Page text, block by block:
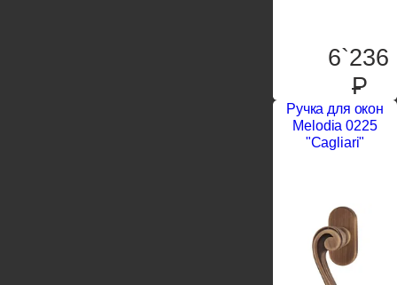
6`236
P
Ручка для окон
Melodia 0225
"Cagliari"